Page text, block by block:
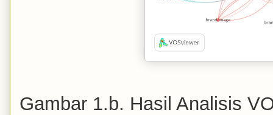
Gambar 1.b. Hasil Analisis